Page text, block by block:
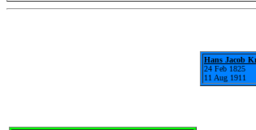
Hans Jacob
24 Feb 1825
11 Aug 1911